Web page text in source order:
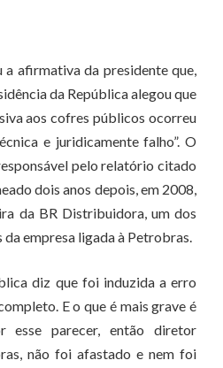
afirmativa da presidente que,
da República alegou que
aos cofres públicos ocorreu
e juridicamente falho”. O
pelo relatório citado
dois anos depois, em 2008,
da BR Distribuidora, um dos
empresa ligada à Petrobras.
diz que foi induzida a erro
E o que é mais grave é
esse parecer, então diretor
não foi afastado e nem foi